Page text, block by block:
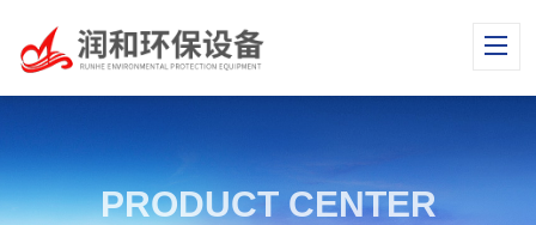
PRODUCT CENTER